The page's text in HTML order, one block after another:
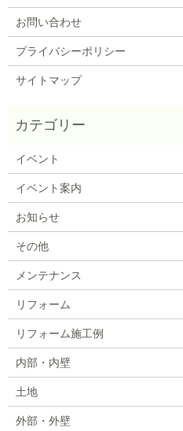
お問い合わせ
プライバシーポリシー
サイトマップ
イベント
イベント案内
お知らせ
その他
メンテナンス
リフォーム
リフォーム施工例
内部・内壁
土地
外部・外壁